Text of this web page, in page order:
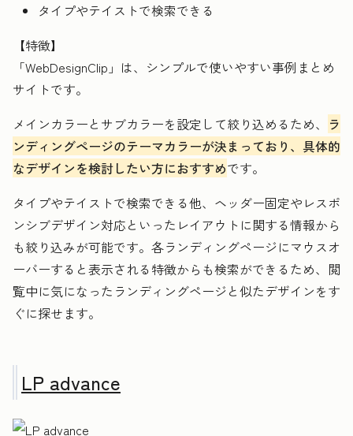
タイプやテイストで検索できる
【特徴】
「WebDesignClip」は、シンプルで使いやすい事例まとめ
サイトです。
メインカラーとサブカラーを設定して絞り込めるため、 ラ
ンディングページのテーマカラーが決まっており、具体的
なデザインを検討したい方におすすめです。
タイプやテイストで検索できる他、ヘッダー固定やレスポ
ンシブデザイン対応といったレイアウトに関する情報から
も絞り込みが可能です。各ランディングページにマウスオ
ーバーすると表示される特徴からも検索ができるため、閲
覧中に気になったランディングページと似たデザインをす
ぐに探せます。
LP advance